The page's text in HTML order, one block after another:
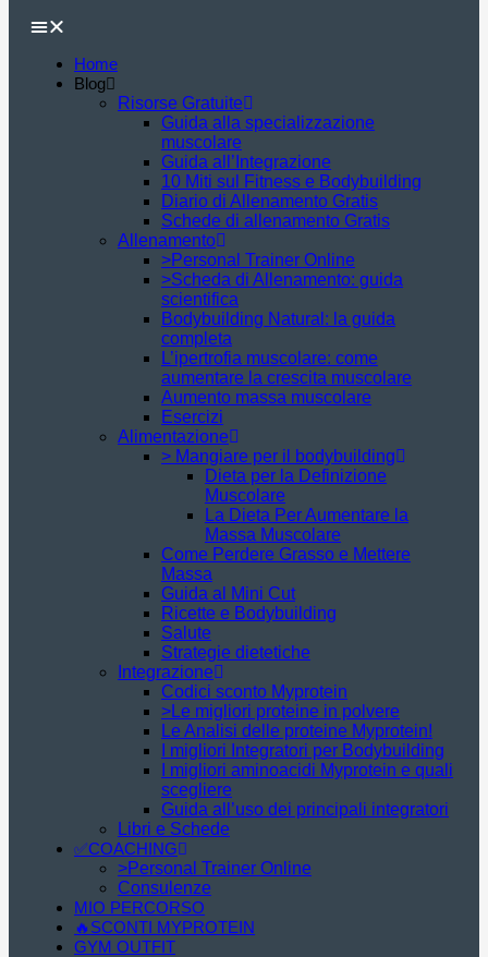
Home
Blog
Risorse Gratuite
Guida alla specializzazione
muscolare
Guida all’Integrazione
10 Miti sul Fitness e Bodybuilding
Diario di Allenamento Gratis
Schede di allenamento Gratis
Allenamento
>Personal Trainer Online
>Scheda di Allenamento: guida
scientifica
Bodybuilding Natural: la guida
completa
L’ipertrofia muscolare: come
aumentare la crescita muscolare
Aumento massa muscolare
Esercizi
Alimentazione
> Mangiare per il bodybuilding
Dieta per la Definizione
Muscolare
La Dieta Per Aumentare la
Massa Muscolare
Come Perdere Grasso e Mettere
Massa
Guida al Mini Cut
Ricette e Bodybuilding
Salute
Strategie dietetiche
Integrazione
Codici sconto Myprotein
>Le migliori proteine in polvere
Le Analisi delle proteine Myprotein!
I migliori Integratori per Bodybuilding
I migliori aminoacidi Myprotein e quali
scegliere
Guida all’uso dei principali integratori
Libri e Schede
✅COACHING
>Personal Trainer Online
Consulenze
MIO PERCORSO
🔥SCONTI MYPROTEIN
GYM OUTFIT